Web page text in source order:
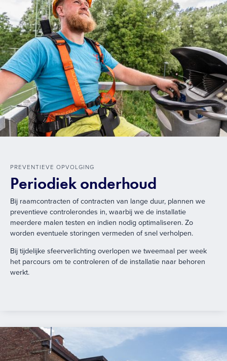
PREVENTIEVE OPVOLGING
Periodiek onderhoud
Bij raamcontracten of contracten van lange duur, plannen we
preventieve controlerondes in, waarbij we de installatie
meerdere malen testen en indien nodig optimaliseren. Zo
worden eventuele storingen vermeden of snel verholpen.
Bij tijdelijke sfeerverlichting overlopen we tweemaal per week
het parcours om te controleren of de installatie naar behoren
werkt.